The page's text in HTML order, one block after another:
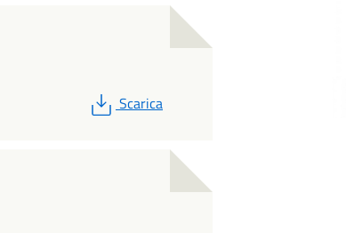
PDF
Scarica